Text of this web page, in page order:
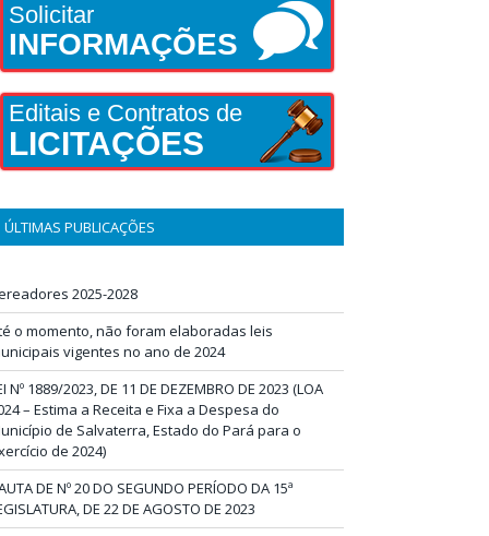
Solicitar
INFORMAÇÕES
Editais e Contratos de
LICITAÇÕES
ÚLTIMAS PUBLICAÇÕES
2025-2028
o momento, não foram elaboradas leis
vigentes no ano de 2024
Nº 1889/2023, DE 11 DE DEZEMBRO DE 2023 (LOA
– Estima a Receita e Fixa a Despesa do
de Salvaterra, Estado do Pará para o
de 2024)
DE Nº 20 DO SEGUNDO PERÍODO DA 15ª
DE 22 DE AGOSTO DE 2023